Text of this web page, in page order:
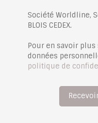
Société Worldline,
BLOIS CEDEX.
Pour en savoir
données
politique de